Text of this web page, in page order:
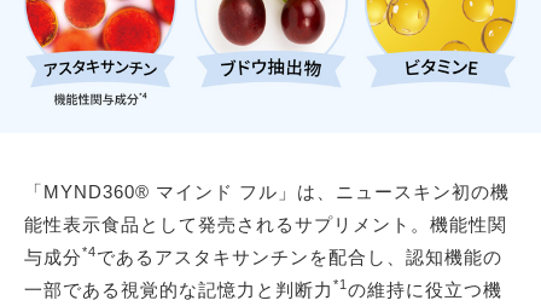
「MYND360® マインド フル」は、ニュースキン初の機
能性表示食品として発売されるサプリメント。機能性関
与成分*4であるアスタキサンチンを配合し、認知機能の
一部である視覚的な記憶力と判断力 *1 の維持に役立つ機